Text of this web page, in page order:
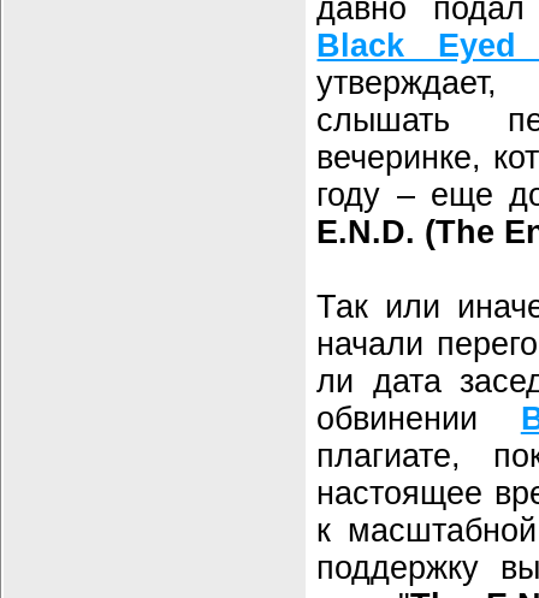
давно
Black Eyed
слышать
вечеринке,
году – еще
E.N.D. (The
Так или
начали
ли дата
обвинении
плагиате,
настоящее
к
поддержку